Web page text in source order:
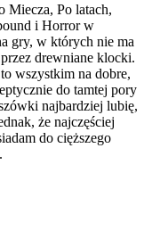
Miecza, Po latach,
i Horror w
gry, w których nie ma
drewniane klocki.
wszystkim na dobre,
do tamtej pory
najbardziej lubię,
że najczęściej
do cięższego